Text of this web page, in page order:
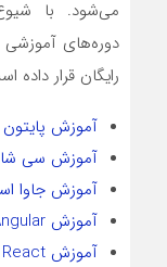
دوره‌های
رایگان قرار داده
آموزش پایتون
آموزش سی
آموزش جاوا
آموزش Angular
آموزش React